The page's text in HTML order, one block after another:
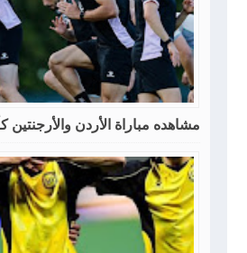
مشاهده مباراة الأردن والأرجنتين